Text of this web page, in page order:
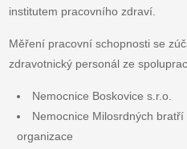
institutem pracovního zdraví.
Měření pracovní schopnosti se
zdravotnický personál ze
Nemocnice Boskovice s.r.o.
Nemocnice Milosrdných
organizace